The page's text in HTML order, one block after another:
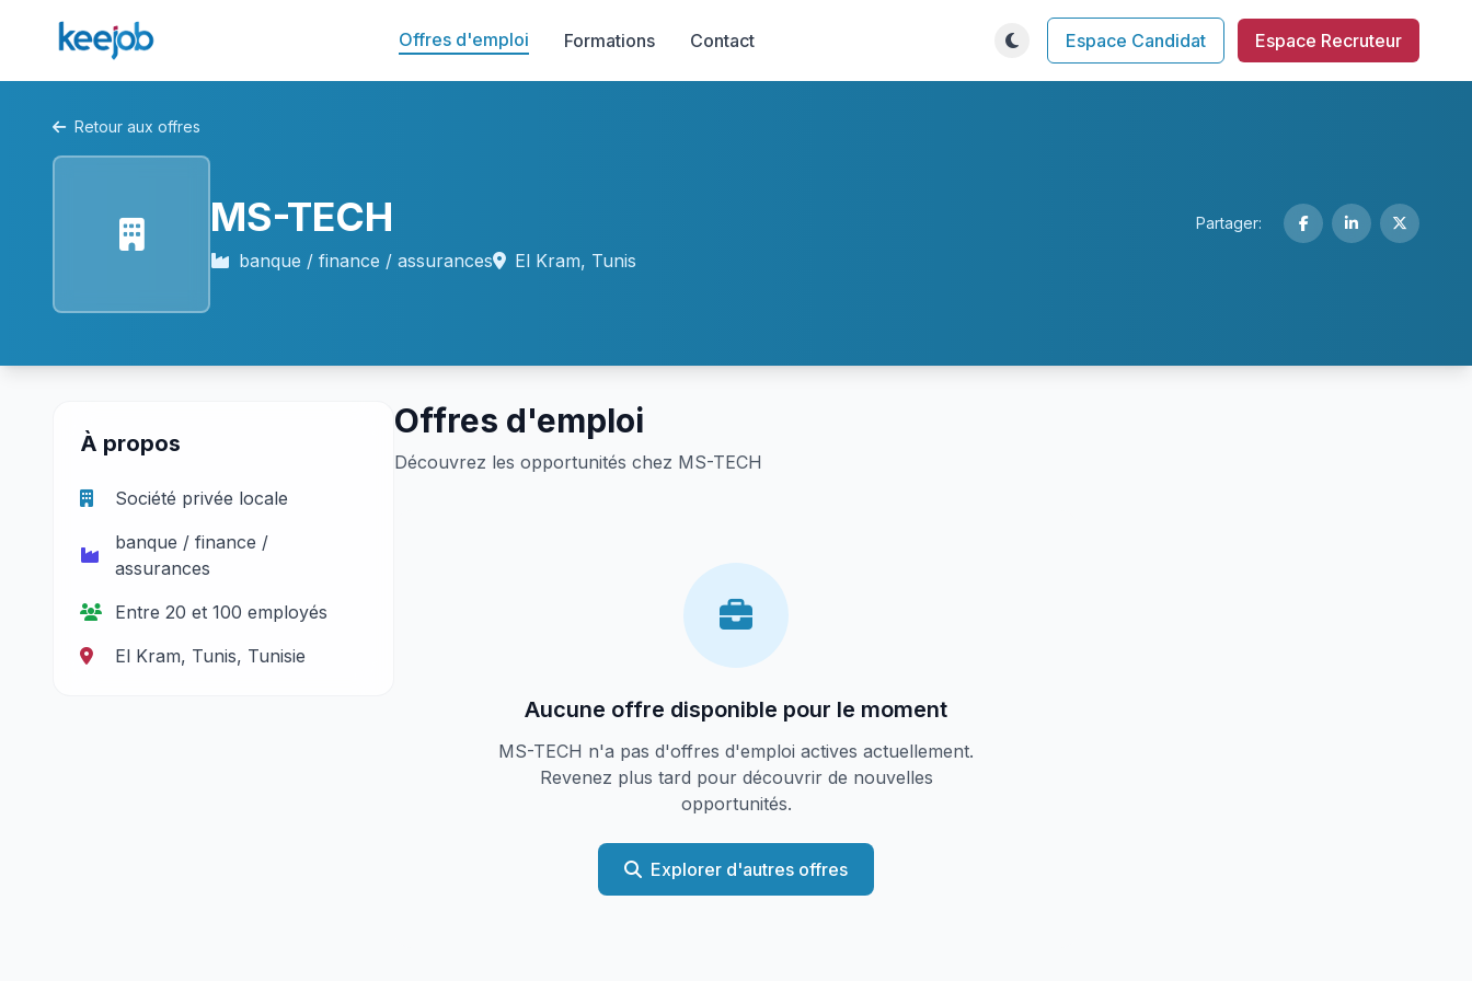
Offres d'emploi Formations Contact Espace Candidat Espace Recruteur
Retour aux offres
MS-TECH
banque / finance / assurances El Kram, Tunis
Partager:
À propos
Société privée locale
banque / finance /
assurances
Entre 20 et 100 employés
El Kram, Tunis, Tunisie
Offres d'emploi
Découvrez les opportunités chez MS-TECH
Aucune offre disponible pour le moment
MS-TECH n'a pas d'offres d'emploi actives actuellement.
Revenez plus tard pour découvrir de nouvelles
opportunités.
Explorer d'autres offres